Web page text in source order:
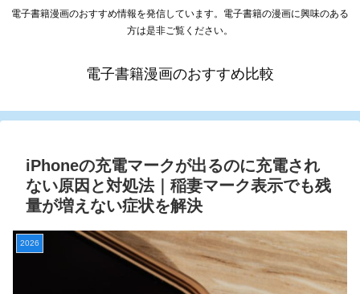
電子書籍漫画のおすすめ情報を発信しています。電子書籍の漫画に興味のある
方は是非ご覧ください。
電子書籍漫画のおすすめ比較
iPhoneの充電マークが出るのに充電され
ない原因と対処法｜稲妻マーク表示でも残
量が増えない症状を解決
2026